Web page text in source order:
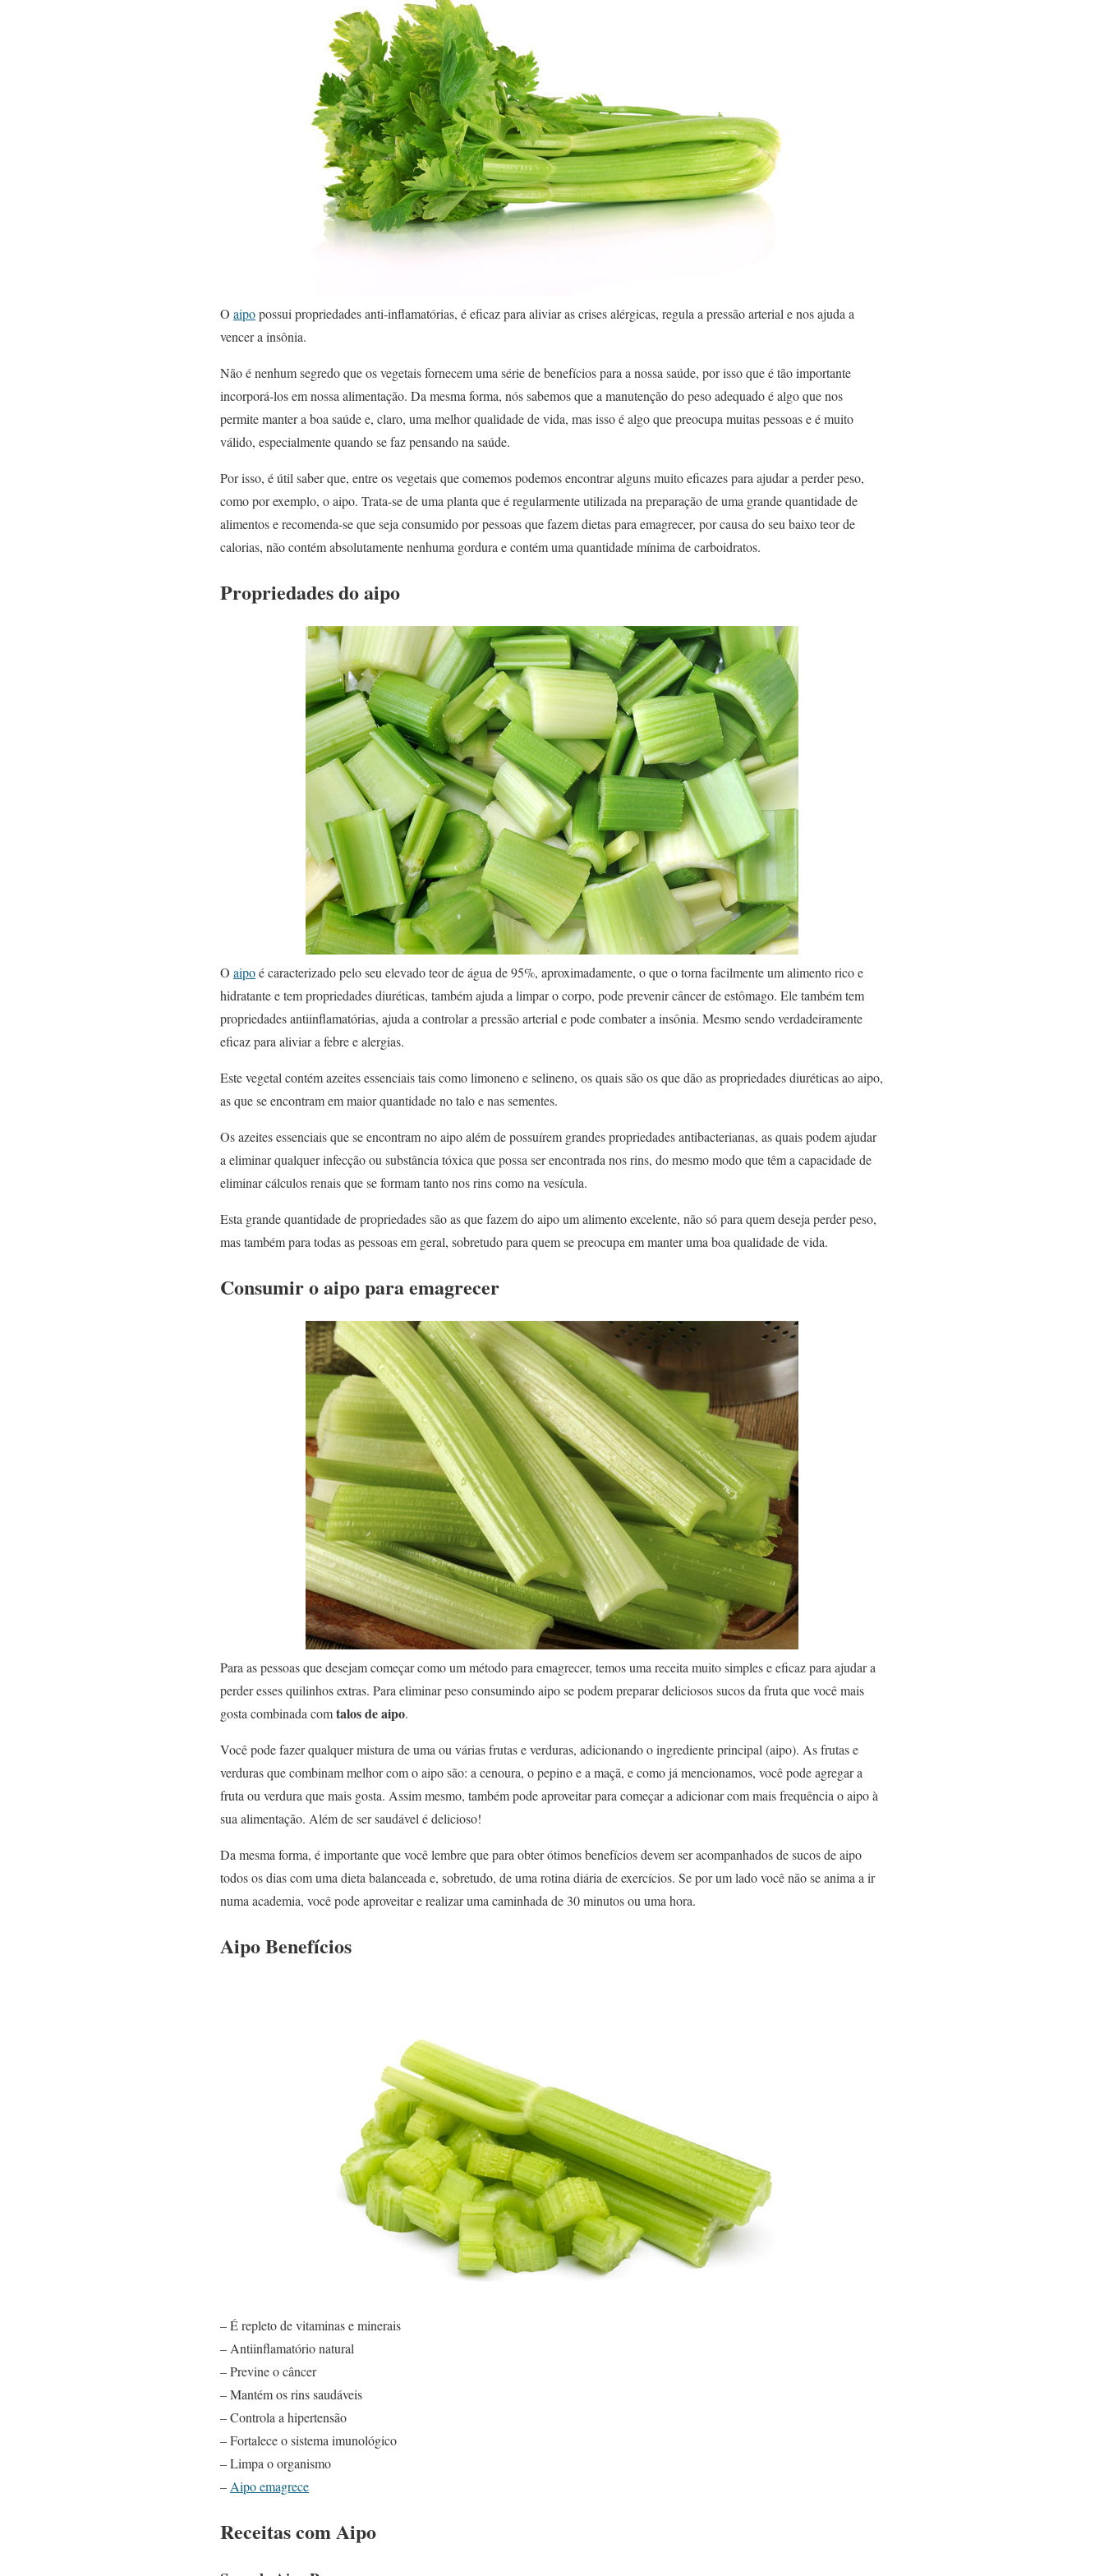
O aipopossui propriedades anti-inflamatórias, é eficaz para aliviar as crises alérgicas, regula a pressão arterial e nos ajuda a
vencer a insônia.
Não é nenhum segredo que os vegetais fornecem uma série de benefícios para a nossa saúde, por isso que é tão importante
incorporá-los em nossa alimentação. Da mesma forma, nós sabemos que a manutenção do peso adequado é algo que nos
permite manter a boa saúde e, claro, uma melhor qualidade de vida, mas isso é algo que preocupa muitas pessoas e é muito
válido, especialmente quando se faz pensando na saúde.
Por isso, é útil saber que, entre os vegetais que comemos podemos encontrar alguns muito eficazes para ajudar a perder peso,
como por exemplo, o aipo. Trata-se de uma planta que é regularmente utilizada na preparação de uma grande quantidade de
alimentos e recomenda-se que seja consumido por pessoas que fazem dietas para emagrecer, por causa do seu baixo teor de
calorias, não contém absolutamente nenhuma gordura e contém uma quantidade mínima de carboidratos.
Propriedades do aipo
O aipoé caracterizado pelo seu elevado teor de água de 95%, aproximadamente, o que o torna facilmente um alimento rico e
hidratante e tem propriedades diuréticas, também ajuda a limpar o corpo, pode prevenir câncer de estômago. Ele também tem
propriedades antiinflamatórias, ajuda a controlar a pressão arterial e pode combater a insônia. Mesmo sendo verdadeiramente
eficaz para aliviar a febre e alergias.
Este vegetal contém azeites essenciais tais como limoneno e selineno, os quais são os que dão as propriedades diuréticas ao aipo,
as que se encontram em maior quantidade no talo e nas sementes.
Os azeites essenciais que se encontram no aipo além de possuírem grandes propriedades antibacterianas, as quais podem ajudar
a eliminar qualquer infecção ou substância tóxica que possa ser encontrada nos rins, do mesmo modo que têm a capacidade de
eliminar cálculos renais que se formam tanto nos rins como na vesícula.
Esta grande quantidade de propriedades são as que fazem do aipo um alimento excelente, não só para quem deseja perder peso,
mas também para todas as pessoas em geral, sobretudo para quem se preocupa em manter uma boa qualidade de vida.
Consumir o aipo para emagrecer
Para as pessoas que desejam começar como um método para emagrecer, temos uma receita muito simples e eficaz para ajudar a
perder esses quilinhos extras. Para eliminar peso consumindo aipo se podem preparar deliciosos sucos da fruta que você mais
gosta combinada comtalos de aipo.
Você pode fazer qualquer mistura de uma ou várias frutas e verduras, adicionando o ingrediente principal (aipo). As frutas e
verduras que combinam melhor com o aipo são: a cenoura, o pepino e a maçã, e como já mencionamos, você pode agregar a
fruta ou verdura que mais gosta. Assim mesmo, também pode aproveitar para começar a adicionar com mais frequência o aipo à
sua alimentação. Além de ser saudável é delicioso!
Da mesma forma, é importante que você lembre que para obter ótimos benefícios devem ser acompanhados de sucos de aipo
todos os dias com uma dieta balanceada e, sobretudo, de uma rotina diária de exercícios. Se por um lado você não se anima a ir
numa academia, você pode aproveitar e realizar uma caminhada de 30 minutos ou uma hora.
Aipo Benefícios
– É repleto de vitaminas e minerais
– Antiinflamatório natural
– Previne o câncer
– Mantém os rins saudáveis
– Controla a hipertensão
– Fortalece o sistema imunológico
– Limpa o organismo
–Aipo emagrece
Receitas com Aipo